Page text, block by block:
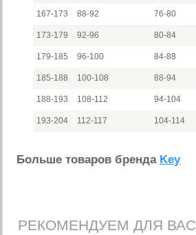
167-173 88-92 76-80
173-179 92-96 80-84
179-185 96-100 84-88
185-188 100-108 88-94
188-193 108-112 94-104
193-204 112-117 104-114
Больше товаров бренда Key
РЕКОМЕНДУЕМ ДЛЯ ВАС